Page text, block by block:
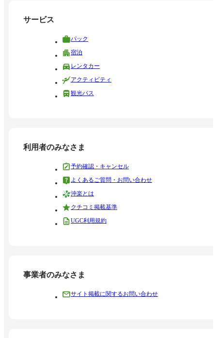
サービス
パック
宿泊
レンタカー
アクティビティ
観光バス
利用者のみなさま
予約確認・キャンセル
よくあるご質問・お問い合わせ
沖楽とは
クチコミ掲載基準
UGC利用規約
事業者のみなさま
サイト掲載に関するお問い合わせ